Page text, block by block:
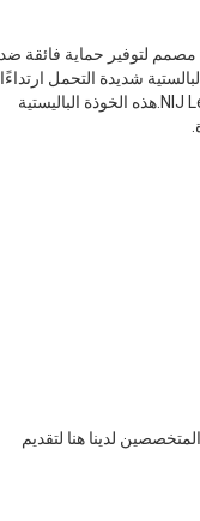
مصمم لتوفير حماية فائقة ضد
1.45 كجم فقط ، تضمن هذه الخوذة البالستية شديدة التحمل ارتداءًا
مريحًا وموثوقًا.كما أنه يتميز بالحماية ضد التشظي والتشظي ، بالإضافة إلى مقاومة الصدمات من مستوى NIJ Level IIIA.هذه الخوذة الباليستية
لدينا هنا لتقديم